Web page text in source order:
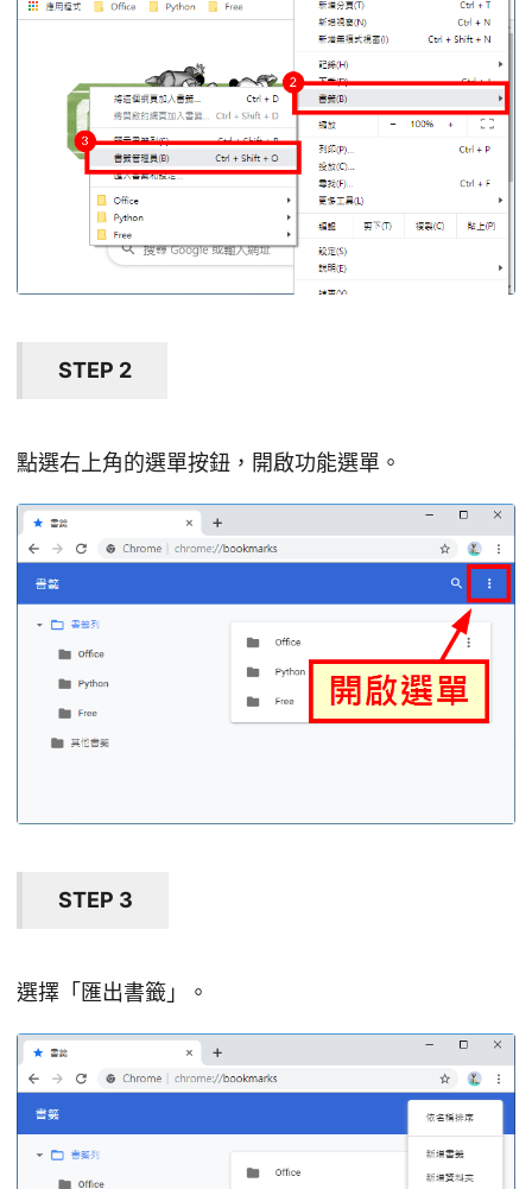
STEP 2
點選右上角的選單按鈕，開啟功能選單。
STEP 3
選擇「匯出書籤」。